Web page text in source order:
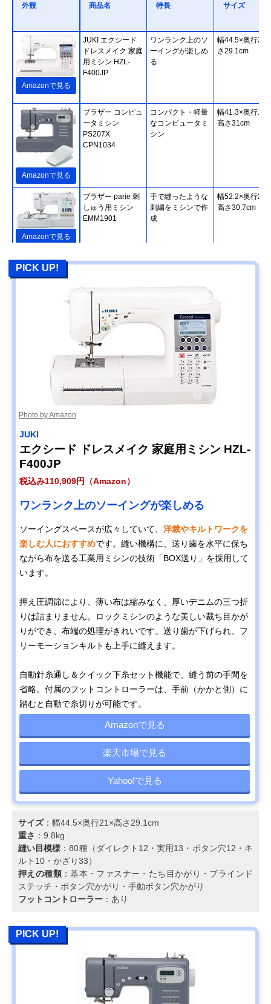
外観 商品名 特長 サイズ
Amazonで見る
JUKI エクシード
ドレスメイク 家庭
用ミシン HZL-
F400JP
ワンランク上のソ
ーイングが楽しめ
る
幅44.5×奥行
さ29.1cm
Amazonで見る
‎ブラザー コンピュ
ータミシン
PS207X
CPN1034
コンパクト・軽量
なコンピュータミ
シン
幅41.3×奥行
高さ31cm
Amazonで見る
ブラザー parie 刺
しゅう用ミシン
EMM1901
手で縫ったような
刺繍をミシンで作
成
幅52.2×奥行
高さ30.7cm
ン JN831
幅40.6×奥行
JUKI グレース 家
庭用ミシン HZL-
G100B
スムーズに布を送
る毎分900針の強
力モーター
子育てにもっとい
いミシン MM-30
子育て世帯におす
すめ！ステッチ＆
縫い模様200種
Amazonで見る
ン JP210M
を両立
ータミシン S71-
SL
楽しめる自動文字
縫い
Amazonで見る
アックスヤマザキ
TOKYO OTOKOミ
シン OM-01
インテリアにもな
るおしゃれなレト
ロデザイン
幅44×奥行24×高
シン
PICK UP!
Photo by Amazon
JUKI
エクシード ドレスメイク 家庭用ミシン HZL-
F400JP
税込み110,909円（Amazon）
ワンランク上のソーイングが楽しめる
ソーイングスペースが広々していて、 洋裁やキルトワークを
楽しむ人におすすめです。縫い機構に、送り歯を水平に保ち
ながら布を送る工業用ミシンの技術「BOX送り」を採用して
います。
押え圧調節により、薄い布は縮みなく、厚いデニムの三つ折
りは詰まりません。ロックミシンのような美しい裁ち目かが
りができ、布端の処理がきれいです。送り歯が下げられ、フ
リーモーションキルトも上手に縫えます。
自動針糸通し＆クイック下糸セット機能で、縫う前の手間を
省略。付属のフットコントローラーは、手前（かかと側）に
踏むと自動で糸切りが可能です。
Amazonで見る
楽天市場で見る
Yahoo!で見る
サイズ：幅44.5×奥行21×高さ29.1cm
重さ ：9.8kg
縫い目模様 ：80種（ダイレクト12・実用13・ボタン穴12・キ
ルト10・かざり33）
押えの種類：基本・ファスナー・たち目かがり・ブラインド
ステッチ・ボタン穴かがり・手動ボタン穴かがり
フットコントローラー ：あり
PICK UP!